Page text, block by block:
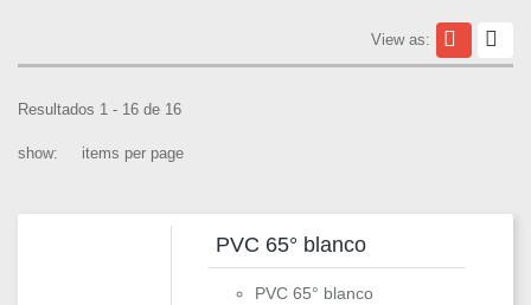
View as:
Resultados 1 - 16 de 16
show: items per page
PVC 65° blanco
PVC 65° blanco